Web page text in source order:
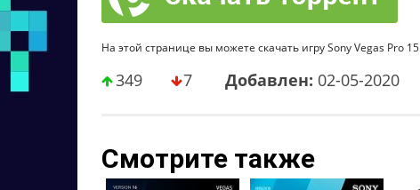
На этой странице вы можете скачать игру Sony Vegas Pro
349 7 Добавлен: 02-05-2020
Смотрите также